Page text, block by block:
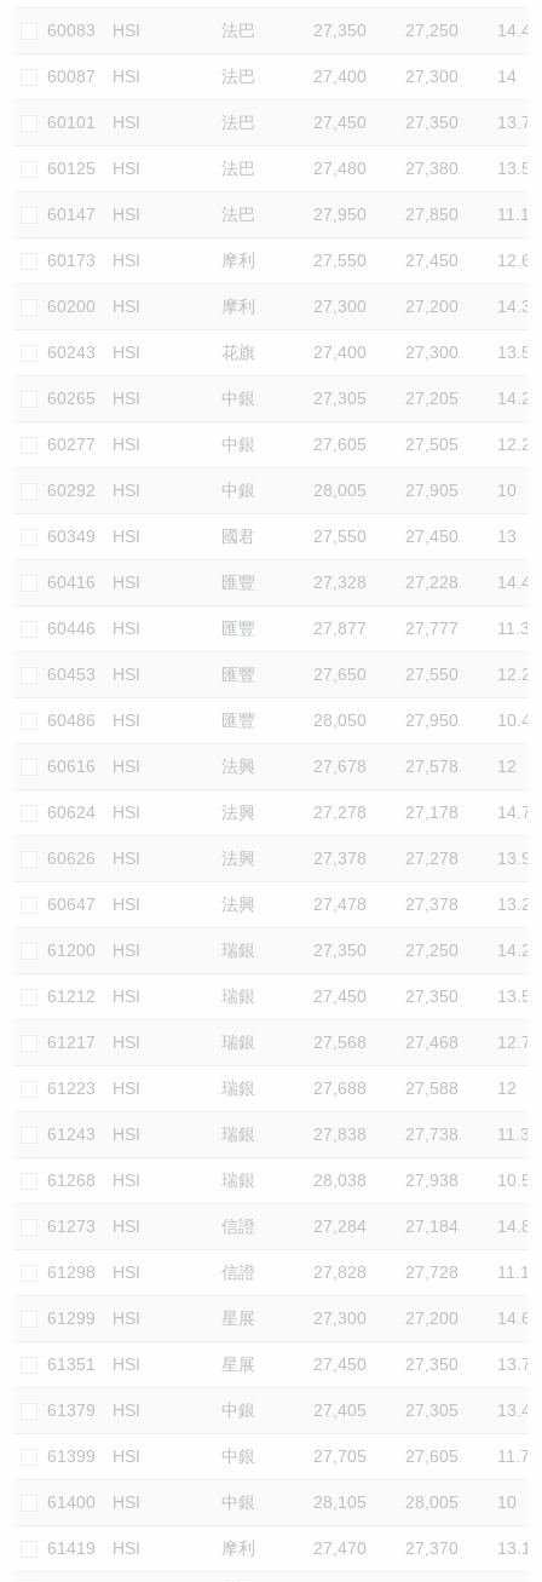
60083 HSI 法巴 27,350 27,250 14.4
60087 HSI 法巴 27,400 27,300 14
60101 HSI 法巴 27,450 27,350 13.7
60125 HSI 法巴 27,480 27,380 13.5
60147 HSI 法巴 27,950 27,850 11.1
60173 HSI 摩利 27,550 27,450 12.6
60200 HSI 摩利 27,300 27,200 14.3
60243 HSI 花旗 27,400 27,300 13.5
60265 HSI 中銀 27,305 27,205 14.2
60277 HSI 中銀 27,605 27,505 12.2
60292 HSI 中銀 28,005 27,905 10
60349 HSI 國君 27,550 27,450 13
60416 HSI 匯豐 27,328 27,228 14.4
60446 HSI 匯豐 27,877 27,777 11.3
60453 HSI 匯豐 27,650 27,550 12.2
60486 HSI 匯豐 28,050 27,950 10.4
60616 HSI 法興 27,678 27,578 12
60624 HSI 法興 27,278 27,178 14.7
60626 HSI 法興 27,378 27,278 13.9
60647 HSI 法興 27,478 27,378 13.2
61200 HSI 瑞銀 27,350 27,250 14.2
61212 HSI 瑞銀 27,450 27,350 13.5
61217 HSI 瑞銀 27,568 27,468 12.7
61223 HSI 瑞銀 27,688 27,588 12
61243 HSI 瑞銀 27,838 27,738 11.3
61268 HSI 瑞銀 28,038 27,938 10.5
61273 HSI 信證 27,284 27,184 14.8
61298 HSI 信證 27,828 27,728 11.1
61299 HSI 星展 27,300 27,200 14.6
61351 HSI 星展 27,450 27,350 13.7
61379 HSI 中銀 27,405 27,305 13.4
61399 HSI 中銀 27,705 27,605 11.7
61400 HSI 中銀 28,105 28,005 10
61419 HSI 摩利 27,470 27,370 13.1